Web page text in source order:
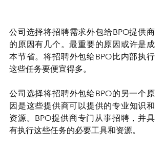
公司选择将招聘需求外包给BPO提供商
的原因有几个。最重要的原因或许是成
本节省。将招聘外包给BPO比内部执行
这些任务要便宜得多。
公司选择将招聘外包给BPO的另一个原
因是这些提供商可以提供的专业知识和
资源。BPO提供商专门从事招聘，并具
有执行这些任务的必要工具和资源。